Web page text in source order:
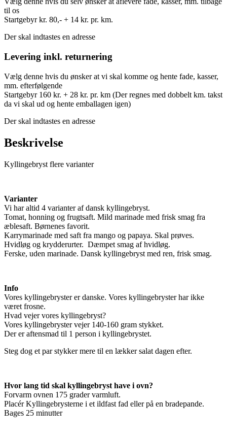
til os
Startgebyr kr. 80,- + 14 kr. pr. km.
Der skal indtastes en adresse
Levering inkl. returnering
Vælg denne hvis du ønsker at vi skal komme og hente fade, kasser,
mm. efterfølgende
Startgebyr 160 kr. + 28 kr. pr. km (Der regnes med dobbelt km. takst
da vi skal ud og hente emballagen igen)
Der skal indtastes en adresse
Beskrivelse
Kyllingebryst flere varianter
Varianter
Vi har altid 4 varianter af dansk kyllingebryst.
Tomat, honning og frugtsaft. Mild marinade med frisk smag fra
æblesaft. Børnenes favorit.
Karrymarinade med saft fra mango og papaya. Skal prøves.
Hvidløg og krydderurter. Dæmpet smag af hvidløg.
Ferske, uden marinade. Dansk kyllingebryst med ren, frisk smag.
Info
Vores kyllingebryster er danske. Vores kyllingebryster har ikke
været frosne.
Hvad vejer vores kyllingebryst?
Vores kyllingebryster vejer 140-160 gram stykket.
Der er aftensmad til 1 person i kyllingebrystet.
Steg dog et par stykker mere til en lækker salat dagen efter.
Hvor lang tid skal kyllingebryst have i ovn?
Forvarm ovnen 175 grader varmluft.
Placér Kyllingebrysterne i et ildfast fad eller på en bradepande.
Bages 25 minutter